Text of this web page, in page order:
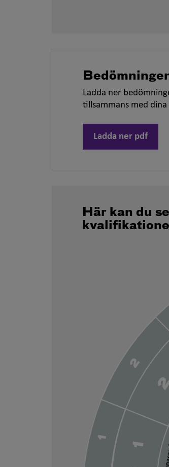
Ladda ner
tillsammans med
Ladda ner pdf
Här kan du